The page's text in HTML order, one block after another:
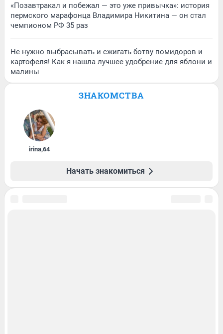
«Позавтракал и побежал — это уже привычка»: история
пермского марафонца Владимира Никитина — он стал
чемпионом РФ 35 раз
Не нужно выбрасывать и сжигать ботву помидоров и
картофеля! Как я нашла лучшее удобрение для яблони и
малины
ЗНАКОМСТВА
irina,64
Начать знакомиться